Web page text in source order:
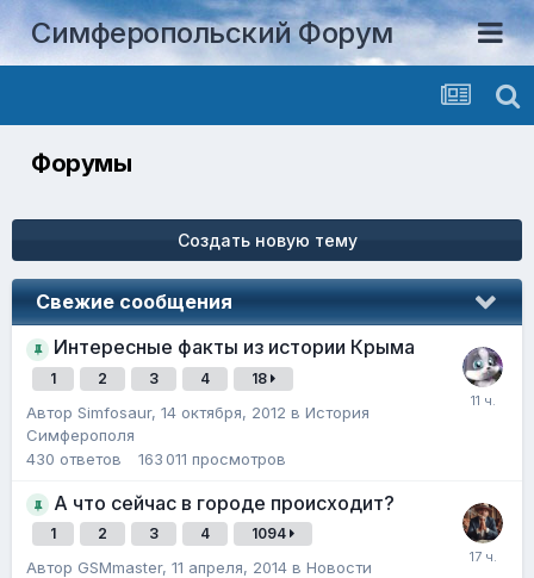
Симферопольский Форум
Форумы
Создать новую тему
Свежие сообщения
Интересные факты из истории Крыма
1 2 3 4 18
Автор Simfosaur, 14 октября, 2012 в История
Симферополя
430 ответов 163 011 просмотров
А что сейчас в городе происходит?
1 2 3 4 1094
Автор GSMmaster, 11 апреля, 2014 в Новости